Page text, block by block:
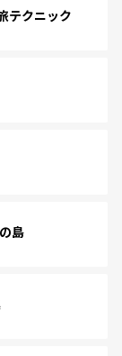
テクニック
島